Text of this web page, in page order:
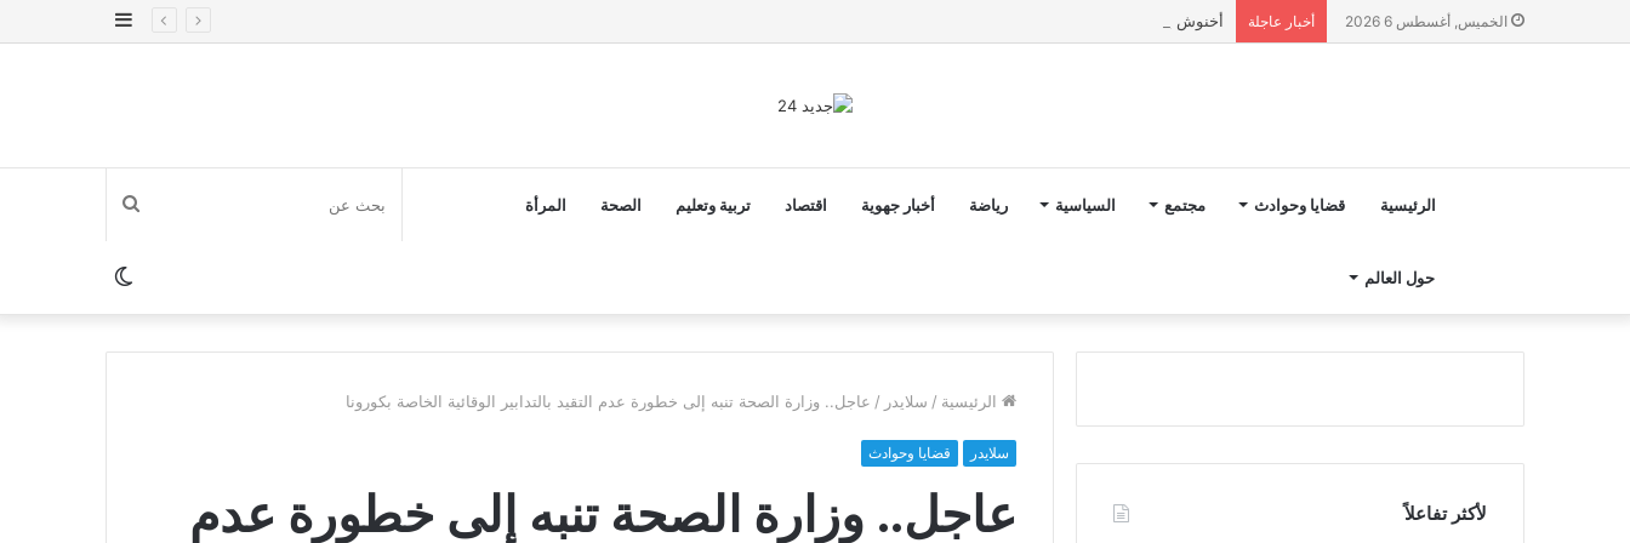
الخميس, أغسطس 6 2026 أخبار عاجلة أخنوش يؤكد في المذكرة التوجيهية حول ميزانية 2027 أن ثوابت العدالة الاجتماعية والمجالية خيار استراتيجي للبلاد
إضافة
الرئيسية قضايا وحوادث مجتمع السياسية رياضة أخبار جهوية اقتصاد تربية وتعليم الصحة المرأة
حول العالم
بحث
عنالوضع
المظلم
الرئيسية / سلايدر / عاجل.. وزارة الصحة تنبه إلى خطورة عدم التقيد بالتدابير الوقائية الخاصة بكورونا
سلايدر قضايا وحوادث
عاجل.. وزارة الصحة تنبه إلى خطورة عدم
لأكثر تفاعلاً